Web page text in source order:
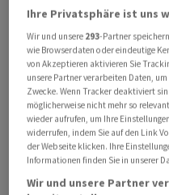
überraschend. Der
ein Volumen, welches
Durchschnitt liege,
BHF Schweiz auf
Exporteure nicht
Er geht denn auch
wird. Ein Vorteil für die
immerhin, dass sie die
dank ihrer
Ihre Privatsphäre ist uns
Wir und unsere 293-Partner
wie Browserdaten oder eindeutige
von Akzeptieren aktivieren Sie
unsere Partner verarbeiten Daten,
Zwecke. Wenn Tracker deaktiviert
möglicherweise nicht mehr so
wieder aufrufen, um Ihre
widerrufen, indem Sie auf den Link
der Webseite klicken. Ihre
Informationen finden Sie in unserer
Wir und unsere Partner